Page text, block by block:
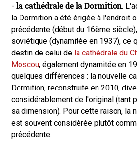
- la cathédrale de la Dormition.
la Dormition a été érigée à l'endroit
précédente (début du 16ème
soviétique (dynamitée en 1937), ce
destin de celui de la cathédrale du
Moscou, également dynamitée en
quelques différences : la nouvelle
Dormition, reconstruite en 2010,
considérablement de l'original (tant
sa dimension). Pour cette raison, la
est souvent considérée plutôt
précédente.